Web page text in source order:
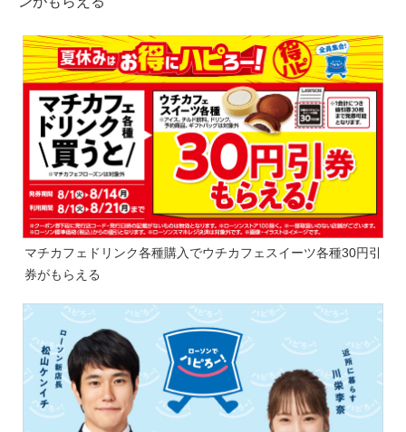
マチカフェドリンク各種購入でウチカフェスイーツ各種30円引
券がもらえる